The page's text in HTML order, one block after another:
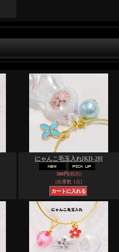
にゃんこ毛玉入れ[KD-28]
380円(税別)
[在庫数 1点]